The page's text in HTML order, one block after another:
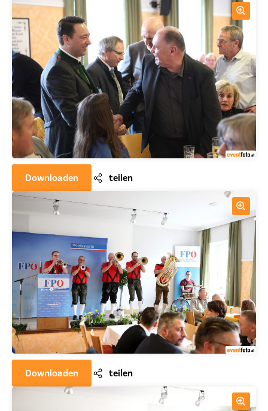
Downloaden teilen
Downloaden teilen